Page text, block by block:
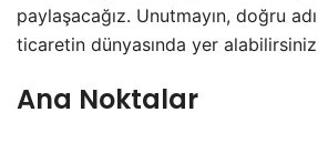
paylaşacağız. Unutmayın, doğru
ticaretin dünyasında yer
Ana Noktalar